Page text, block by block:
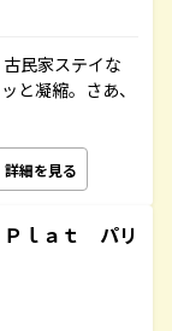
民家ステイな
と凝縮。さあ、
詳細を見る
ｌａｔ パリ